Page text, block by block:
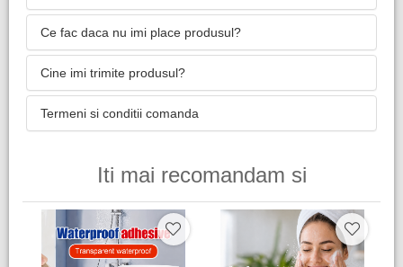
Ce fac daca nu imi place produsul?
Cine imi trimite produsul?
Termeni si conditii comanda
Iti mai recomandam si